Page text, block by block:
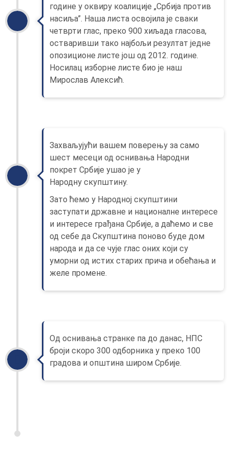
године у оквиру коалиције „Србија против
насиља”. Наша листа освојила је сваки
четврти глас, преко 900 хиљада гласова,
остваривши тако најбољи резултат једне
опозиционе листе још од 2012. године.
Носилац изборне листе био је наш
Мирослав Алексић.
Захваљујући вашем поверењу за само
шест месеци од оснивања Народни
покрет Србије ушао је у
Народну скупштину.
Зато ћемо у Народној скупштини
заступати државне и националне интересе
и интересе грађана Србије, а даћемо и све
од себе да Скупштина поново буде дом
народа и да се чује глас оних који су
уморни од истих старих прича и обећања и
желе промене.
Од оснивања странке па до данас, НПС
броји скоро 300 одборника у преко 100
градова и општина широм Србије.